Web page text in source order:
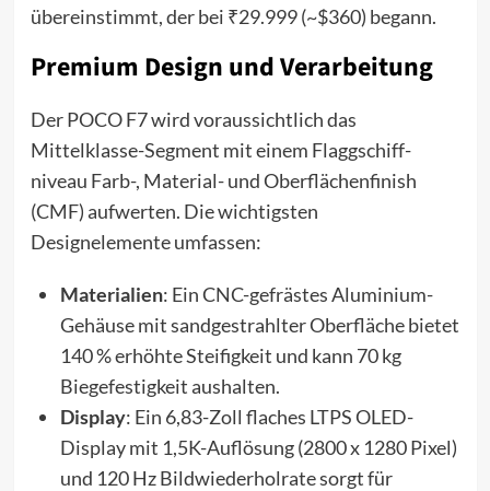
übereinstimmt, der bei ₹29.999 (~$360) begann.
Premium Design und Verarbeitung
Der POCO F7 wird voraussichtlich das
Mittelklasse-Segment mit einem Flaggschiff-
niveau Farb-, Material- und Oberflächenfinish
(CMF) aufwerten. Die wichtigsten
Designelemente umfassen:
Materialien: Ein CNC-gefrästes Aluminium-
Gehäuse mit sandgestrahlter Oberfläche bietet
140 % erhöhte Steifigkeit und kann 70 kg
Biegefestigkeit aushalten.
Display: Ein 6,83-Zoll flaches LTPS OLED-
Display mit 1,5K-Auflösung (2800 x 1280 Pixel)
und 120 Hz Bildwiederholrate sorgt für